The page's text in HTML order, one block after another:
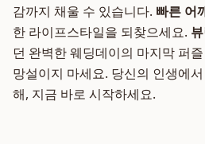
감까지 채울 수 있습니다. 빠른 어
한 라이프스타일을 되찾으세요.
던 완벽한 웨딩데이의 마지막 퍼
망설이지 마세요. 당신의 인생에
해, 지금 바로 시작하세요.